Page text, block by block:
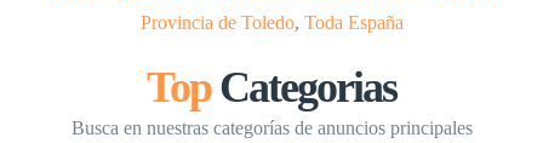
Provincia de Toledo, Toda España
TopCategorias
Busca en nuestras categorías de anuncios principales